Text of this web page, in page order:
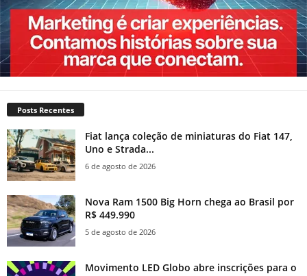
Posts Recentes
Fiat lança coleção de miniaturas do Fiat 147,
Uno e Strada...
6 de agosto de 2026
Nova Ram 1500 Big Horn chega ao Brasil por
R$ 449.990
5 de agosto de 2026
Movimento LED Globo abre inscrições para o